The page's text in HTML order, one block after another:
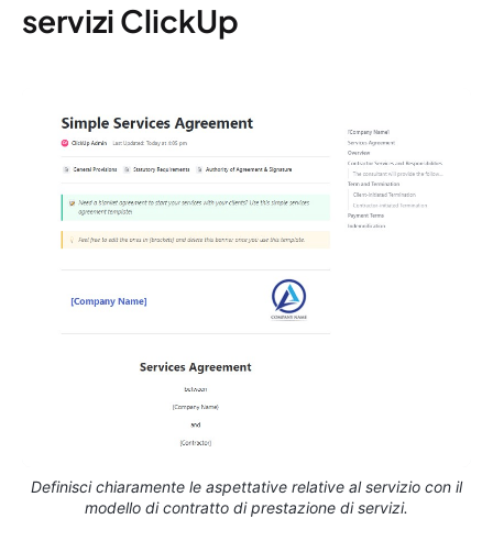
servizi ClickUp
Definisci chiaramente le aspettative relative al servizio con il
modello di contratto di prestazione di servizi.